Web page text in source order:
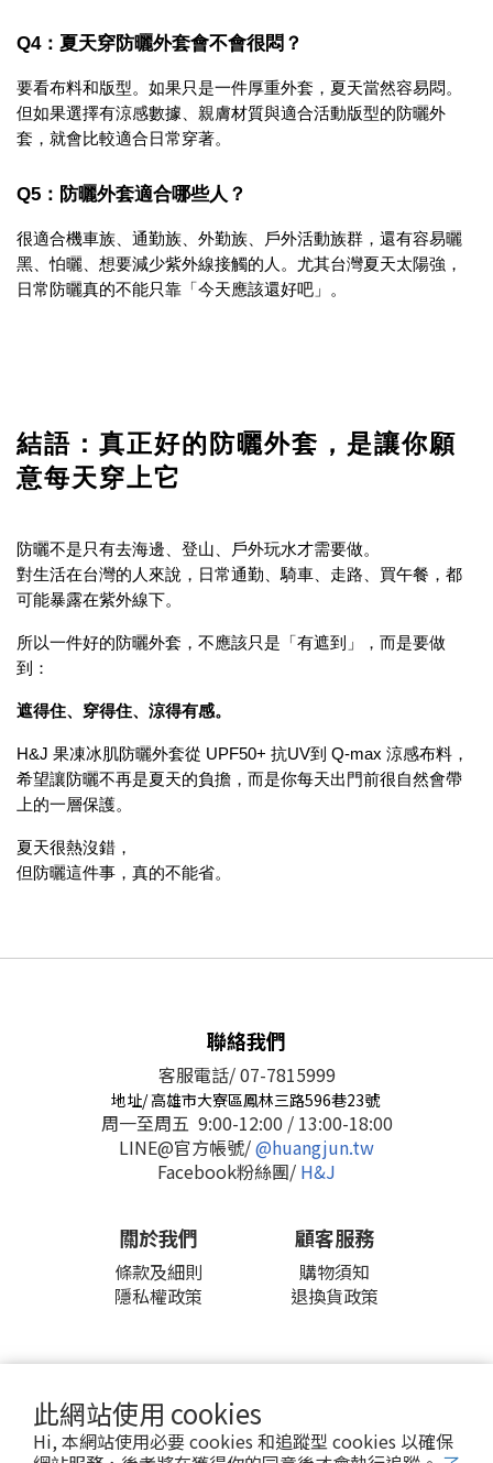
此網站使用 cookies
Hi, 本網站使用必要 cookies 和追蹤型 cookies 以確保
Q4：夏天穿防曬外套會不會很悶？
要看布料和版型。如果只是一件厚重外套，夏天當然容易悶。
但如果選擇有涼感數據、親膚材質與適合活動版型的防曬外
套，就會比較適合日常穿著。
Q5：防曬外套適合哪些人？
很適合機車族、通勤族、外勤族、戶外活動族群，還有容易曬
黑、怕曬、想要減少紫外線接觸的人。尤其台灣夏天太陽強，
日常防曬真的不能只靠「今天應該還好吧」。
結語：真正好的防曬外套，是讓你願
意每天穿上它
防曬不是只有去海邊、登山、戶外玩水才需要做。
對生活在台灣的人來說，日常通勤、騎車、走路、買午餐，都
可能暴露在紫外線下。
所以一件好的防曬外套，不應該只是「有遮到」，而是要做
到：
遮得住、穿得住、涼得有感。
H&J 果凍冰肌防曬外套從 UPF50+ 抗UV到 Q-max 涼感布料，
希望讓防曬不再是夏天的負擔，而是你每天出門前很自然會帶
上的一層保護。
夏天很熱沒錯，
但防曬這件事，真的不能省。
聯絡我們
客服電話/ 07-7815999
地址/ 高雄市大寮區鳳林三路596巷23號
周一至周五 9:00-12:00 / 13:00-18:00
LINE@官方帳號/@huangjun.tw
Facebook粉絲團/ H&J
關於我們
條款及細則
隱私權政策
顧客服務
購物須知
退換貨政策
2016 © H&J 皇郡國際股份有限公司